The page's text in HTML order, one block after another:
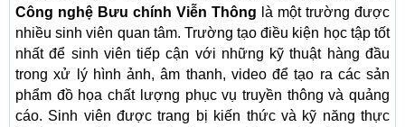
Công nghệ Bưu chính Viễn Thông là một trường được
nhiều sinh viên quan tâm. Trường tạo điều kiện học tập tốt
nhất để sinh viên tiếp cận với những kỹ thuật hàng đầu
trong xử lý hình ảnh, âm thanh, video để tạo ra các sản
phẩm đồ họa chất lượng phục vụ truyền thông và quảng
cáo. Sinh viên được trang bị kiến thức và kỹ năng thực